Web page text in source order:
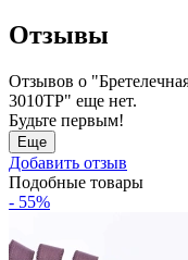
Отзывы
Отзывов о
3010ТР" еще нет.
Будьте первым!
Еще
Добавить отзыв
Подобные товары
- 55%